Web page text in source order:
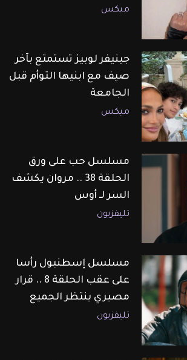
ميكس
جينيفر لوبيز تستمتع بآخر
صيف مع ابنيها التوأم قبل
الجامعة
ميكس
مسلسل حب على ورق
الحلقة 38 .. مروان يكشف
السر لـ أوس
تليفزيون
مسلسل إسطنبول رأسا
على عقب الحلقة 8 .. قرار
مصيري ينتظر الجميع
تليفزيون